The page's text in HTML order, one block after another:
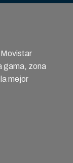
gama, zona
mejor